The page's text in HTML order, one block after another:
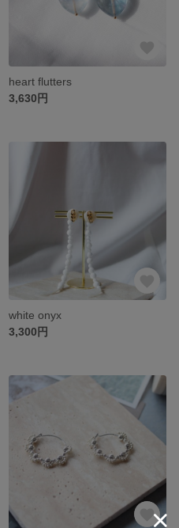
heart flutters
3,630円
white onyx
3,300円